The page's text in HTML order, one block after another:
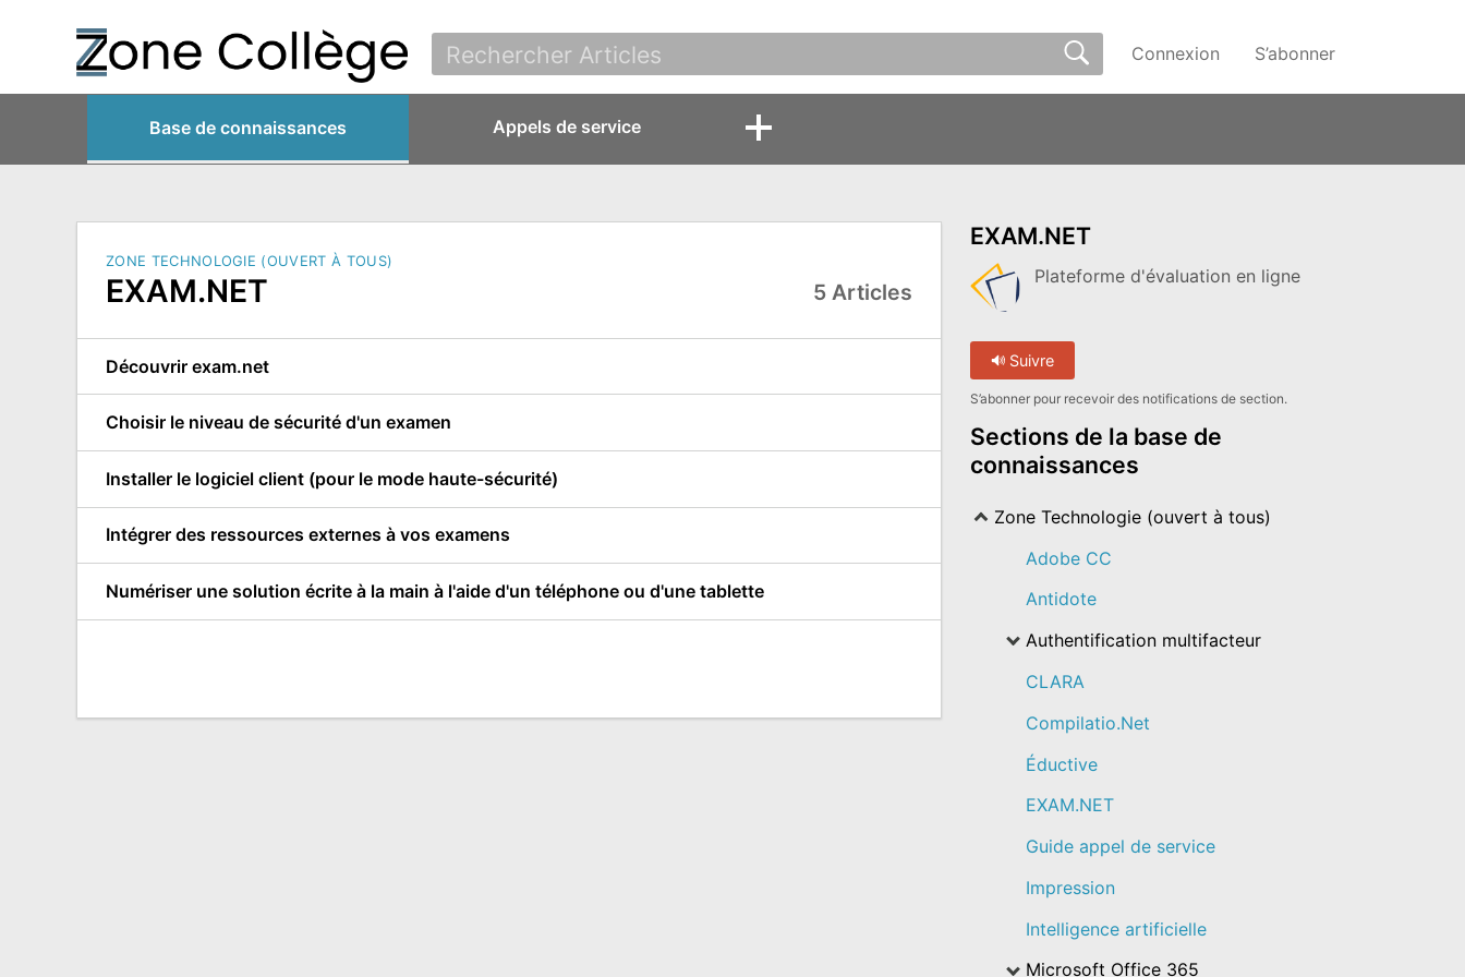
Connexion S’abonner
Base de connaissances Appels de service
ZONE TECHNOLOGIE (OUVERT À TOUS)
EXAM.NET 5 Articles
Découvrir exam.net
Choisir le niveau de sécurité d'un examen
Installer le logiciel client (pour le mode haute-sécurité)
Intégrer des ressources externes à vos examens
Numériser une solution écrite à la main à l'aide d'un téléphone ou d'une tablette
EXAM.NET
Plateforme d'évaluation en ligne
Suivre
S’abonner pour recevoir des notifications de section.
Sections de la base de
connaissances
Zone Technologie (ouvert à tous)
Adobe CC
Antidote
Authentification multifacteur
CLARA
Compilatio.Net
Éductive
EXAM.NET
Guide appel de service
Impression
Intelligence artificielle
Microsoft Office 365